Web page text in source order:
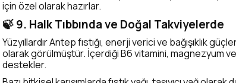
için özel olarak hazırlar.
🍃 9. Halk Tıbbında ve Doğal Takviyelerde
Yüzyıllardır Antep fıstığı, enerji verici ve bağışıklık
olarak görülmüştür. İçerdiği B6 vitamini, magnezyum
destekler.